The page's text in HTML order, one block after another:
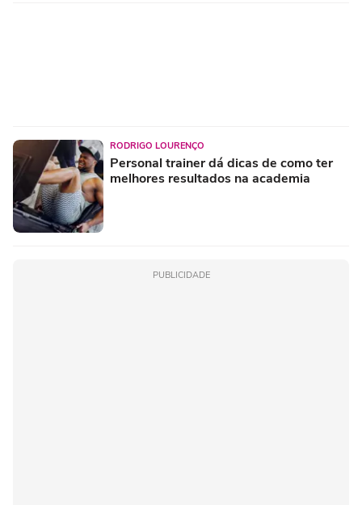
RODRIGO LOURENÇO
Personal trainer dá dicas de como ter
melhores resultados na academia
PUBLICIDADE